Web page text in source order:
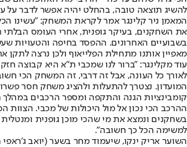
להשיג תוצאה טובה, בהחלט יהיה אפשר לדבר על
המאמן ניר קלינגר אמר לקראת המשחק: "עשינו
את השחקנים, בעיקר גופנית, אחרי העומס הבלתי
בשבועיים האחרונים. ההפסד בחיפה והטעויות
מאפיין אותנו מתחילת הפלייאוף ולכן נרצה לתקן
עוד מקלינגר: "ברור לנו שמכבי ת״א היא קבוצה
לאורך כל העונה, אבל זה דרבי, זה המשחק הכי
המועדון. נצטרך להתעלות ולהציג משחק חסר
קומבינציות הגנה והתקפה ומספר הרכבים
ההרכב הכי נכון אל מול היכולות של מכבי. הצוות
בשחקנים ונמצא את מי שהכי מוכן גופנית
למשימה הכל כך חשובה".
השוער אריק ינקו, שיעמוד מחר בשער (יואב ג'ראפי